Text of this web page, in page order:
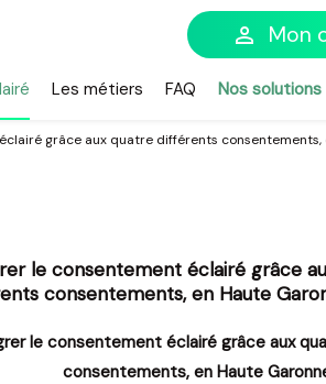
person Mon
Les métiers FAQ Nos solutions
grâce aux quatre différents consentements,
le consentement éclairé grâce
consentements, en Haute
le consentement éclairé grâce aux
consentements, en Haute